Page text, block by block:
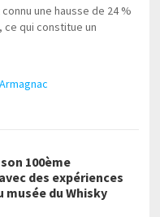
une hausse de 24 %
ce qui constitue un
Armagnac
100ème
des expériences
du Whisky